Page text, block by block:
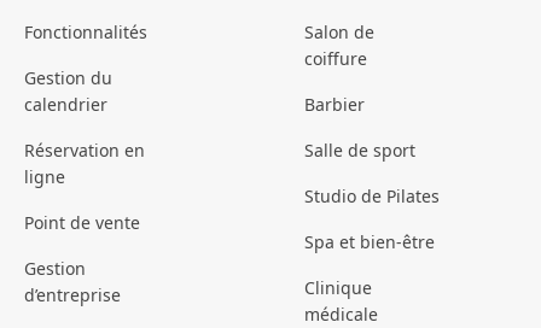
Fonctionnalités
Gestion du
calendrier
Réservation en
ligne
Point de vente
Gestion
d’entreprise
Salon de
coiffure
Barbier
Salle de sport
Studio de Pilates
Spa et bien-être
Clinique
médicale